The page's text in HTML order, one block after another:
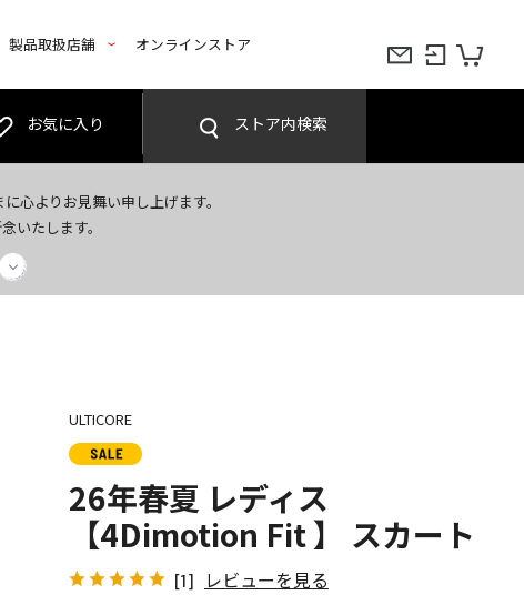
製品取扱店舗 オンラインストア
お気に入り ストア内検索
心よりお見舞い申し上げます。
いたします。
ULTICORE
26年春夏 レディス
【4Dimotion Fit 】 スカート
[1] レビューを見る